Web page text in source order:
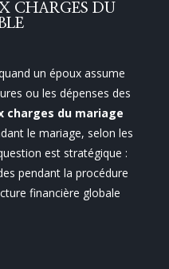
CHARGES DU
un époux assume
ou les dépenses des
charges du mariage
le mariage, selon les
est stratégique :
pendant la procédure
financière globale